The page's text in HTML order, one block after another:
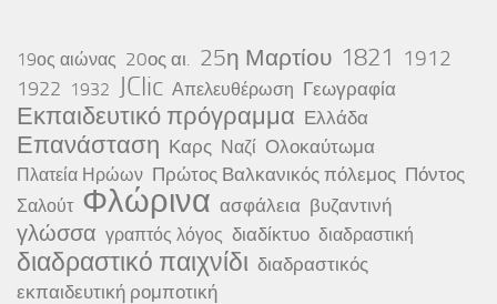
19ος αιώνας 20ος αι. 25η Μαρτίου 1821 1912
1922 1932 JClic Απελευθέρωση Γεωγραφία
Εκπαιδευτικό πρόγραμμα Ελλάδα
Επανάσταση Καρς Ναζί Ολοκαύτωμα
Πλατεία Ηρώων Πρώτος Βαλκανικός πόλεμος Πόντος
Σαλούτ Φλώρινα ασφάλεια βυζαντινή
γλώσσα γραπτός λόγος διαδίκτυο διαδραστική
διαδραστικό παιχνίδι διαδραστικός
εκπαιδευτική ρομποτική